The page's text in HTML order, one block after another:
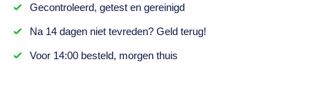
Gecontroleerd, getesten gereinigd
Na 14 dagenniet tevreden? Geld terug!
Voor 14:00 besteld, morgen thuis